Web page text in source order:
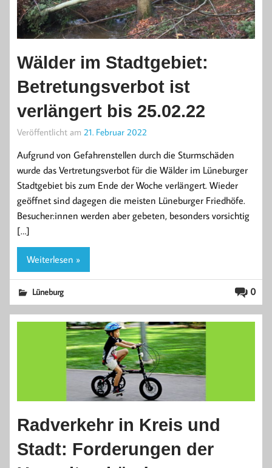
Wälder im Stadtgebiet:
Betretungsverbot ist
verlängert bis 25.02.22
Veröffentlicht am 21. Februar 2022
Aufgrund von Gefahrenstellen durch die Sturmschäden
wurde das Vertretungsverbot für die Wälder im Lüneburger
Stadtgebiet bis zum Ende der Woche verlängert. Wieder
geöffnet sind dagegen die meisten Lüneburger Friedhöfe.
Besucher:innen werden aber gebeten, besonders vorsichtig
[…]
Weiterlesen »
0
Lüneburg
Radverkehr in Kreis und
Stadt: Forderungen der